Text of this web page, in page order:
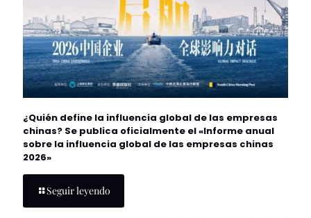
¿Quién define la influencia global de las empresas
chinas? Se publica oficialmente el «Informe anual
sobre la influencia global de las empresas chinas
2026»
Seguir leyendo